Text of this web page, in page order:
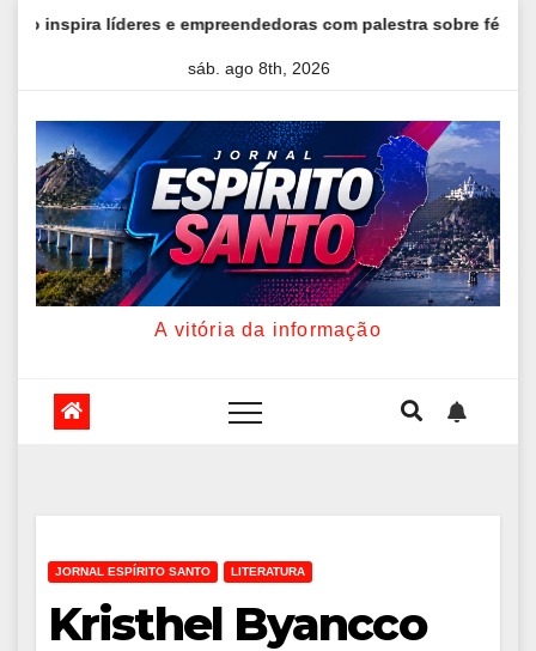
com palestra sobre fé, autoestima e liderança
sáb. ago 8th, 2026
A vitória da informação
JORNAL ESPÍRITO SANTO LITERATURA
Kristhel Byancco